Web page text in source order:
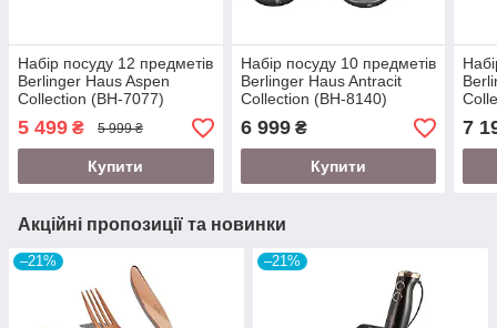
Набір посуду 12 предметів
Berlinger Haus Aspen
Collection (BH-7077)
5 499 ₴ 5 999 ₴
Купити
Набір посуду 10 предметів
Berlinger Haus Antracit
Collection (BH-8140)
6 999₴
Купити
7
Акційні пропозиції та новинки
–21% –21%